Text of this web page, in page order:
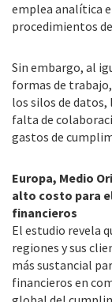
emplea analítica
procedimientos
Sin embargo, al
formas de
los silos de
falta de
gastos de
Europa, Medio
alto costo para
financieros
El estudio revela
regiones y sus
más sustancial
financieros en